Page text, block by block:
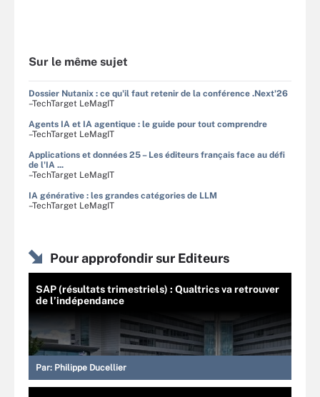
Sur le même sujet
Dossier Nutanix : ce qu'il faut retenir de la conférence .Next'26
–TechTarget LeMagIT
Agents IA et IA agentique : le guide pour tout comprendre
–TechTarget LeMagIT
Applications et données 25 – Les éditeurs français face au défi
de l'IA ...
–TechTarget LeMagIT
IA générative : les grandes catégories de LLM
–TechTarget LeMagIT
Pour approfondir sur Editeurs
SAP (résultats trimestriels) : Qualtrics va retrouver
de l’indépendance
Par: Philippe Ducellier